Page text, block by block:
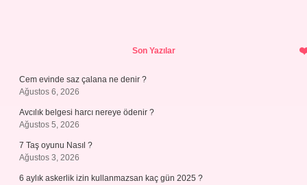
Son Yazılar
Cem evinde saz çalana ne denir ?
Ağustos 6, 2026
Avcılık belgesi harcı nereye ödenir ?
Ağustos 5, 2026
7 Taş oyunu Nasıl ?
Ağustos 3, 2026
6 aylık askerlik izin kullanmazsan kaç gün 2025 ?